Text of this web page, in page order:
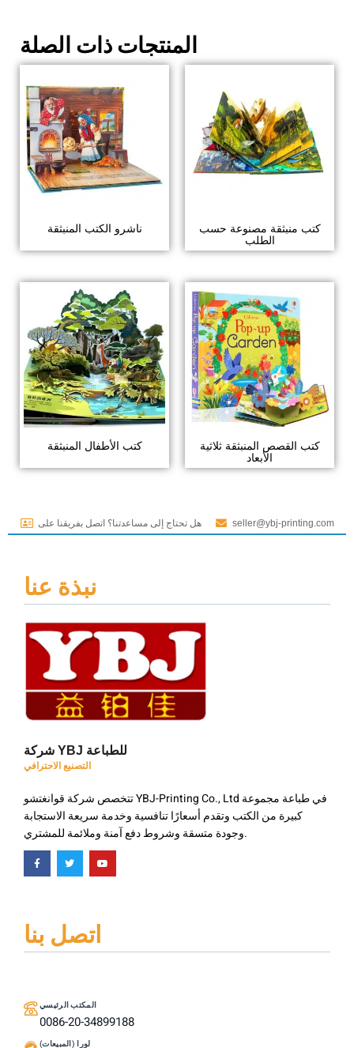
المنتجات ذات الصلة
ناشرو الكتب المنبثقة
كتب منبثقة مصنوعة حسب
الطلب
كتب الأطفال المنبثقة
كتب القصص المنبثقة ثلاثية
الأبعاد
هل تحتاج إلى مساعدتنا؟ اتصل بفريقنا على seller@ybj-printing.com
نبذة عنا
شركة YBJ للطباعة
التصنيع الاحترافي
تتخصص شركة قوانغتشو YBJ-Printing Co., Ltd في طباعة مجموعة
كبيرة من الكتب وتقدم أسعارًا تنافسية وخدمة سريعة الاستجابة
وجودة متسقة وشروط دفع آمنة وملائمة للمشتري.
اتصل بنا
المكتب الرئيسي
0086-20-34899188
لورا (المبيعات)